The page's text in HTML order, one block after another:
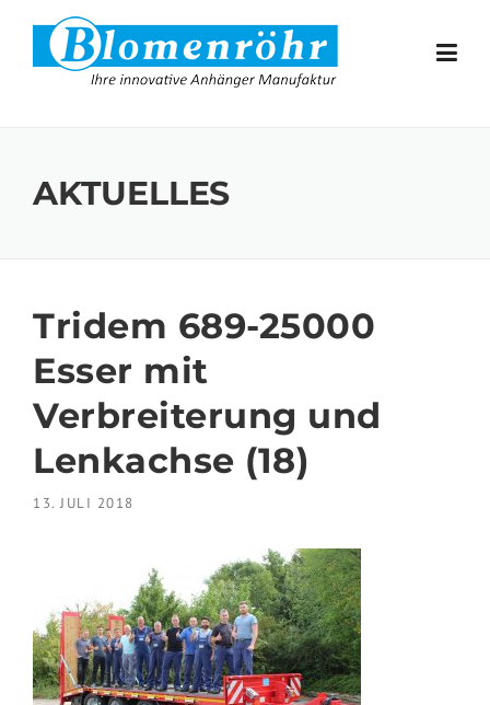
Skip to content
AKTUELLES
Tridem 689-25000
Esser mit
Verbreiterung und
Lenkachse (18)
13. JULI 2018